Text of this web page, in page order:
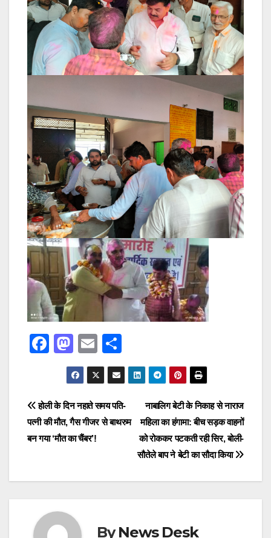
F
e
b
o
k
M
a
st
o
d
o
E
m
ail
h
ar
e
Post
navigation
नाबालिग बेटी के निकाह से नाराज
महिला का हंगामा: बीच सड़क वाहनों
को रोककर पटकती रही सिर, बोली-
सौतेले बाप ने बेटी का सौदा किया
होली के दिन नहाते समय पति-
पत्नी की मौत, गैस गीजर से बाथरुम
बन गया ‘मौत का चैंबर’!
ByNews Desk